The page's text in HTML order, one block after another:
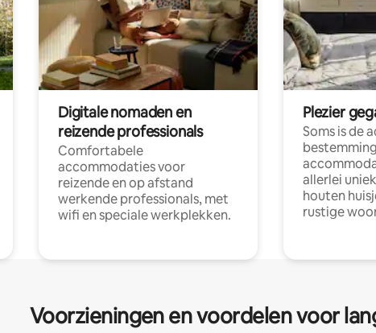
Digitale nomaden en
reizende professionals
Comfortabele
accommodaties voor
reizende en op afstand
werkende professionals, met
wifi en speciale werkplekken.
Plezier
Soms is de
allerlei
houten
rustige
Voorzieningen en voordelen voor